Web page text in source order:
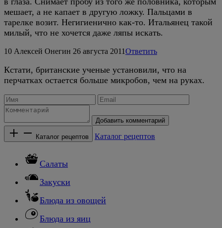
мешает, а не капает в другую ложку. Пальцами в
тарелке возит. Негигиенично как-то. Итальянец такой
милый, что не хочется даже ляпы искать.
10 Алексей Онегин 26 августа 2011Ответить
Кстати, британские ученые установили, что на
перчатках остается больше микробов, чем на руках.
Добавить комментарий
Каталог рецептов Каталог рецептов
Салаты
Закуски
Блюда из овощей
Блюда из яиц